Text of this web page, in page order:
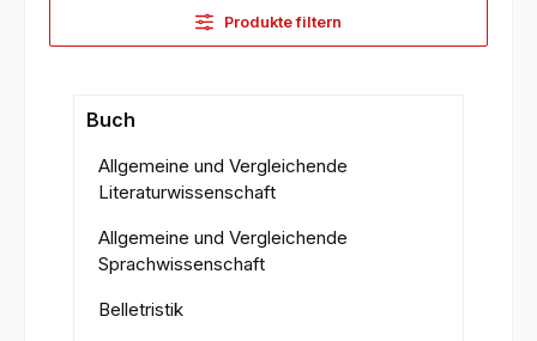
Produkte filtern
Buch
Allgemeine und Vergleichende
Literaturwissenschaft
Allgemeine und Vergleichende
Sprachwissenschaft
Belletristik